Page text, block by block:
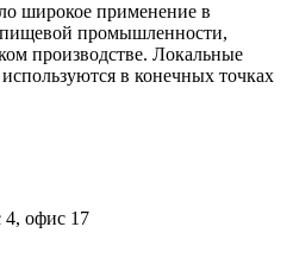
широкое применение в
промышленности,
производстве. Локальные
в конечных точках
4, офис 17